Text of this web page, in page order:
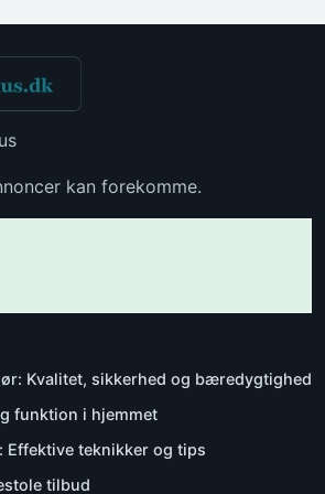
kan forekomme.
Kvalitet, sikkerhed og bæredygtighed
funktion i hjemmet
Effektive teknikker og tips
tilbud